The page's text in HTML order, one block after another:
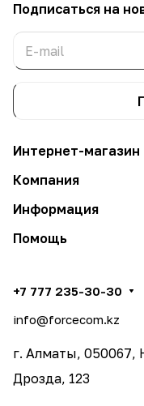
Подписаться на
Интернет-магазин
Компания
Информация
Помощь
+7 777 235-30-30
info@forcecom.kz
г. Алматы, 050067,
Дрозда, 123